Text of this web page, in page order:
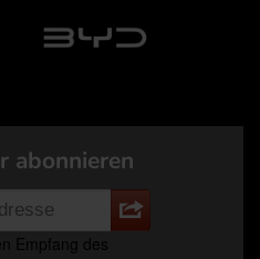
abonnieren